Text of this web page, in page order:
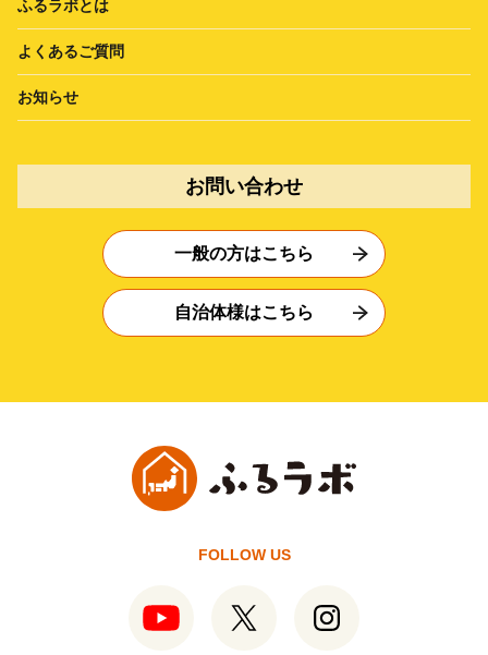
ふるラボとは
よくあるご質問
お知らせ
お問い合わせ
一般の方はこちら
自治体様はこちら
FOLLOW US